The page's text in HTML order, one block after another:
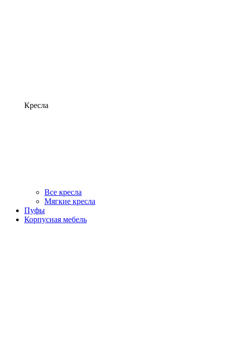
Кресла
Все кресла
Мягкие кресла
Пуфы
Корпусная мебель